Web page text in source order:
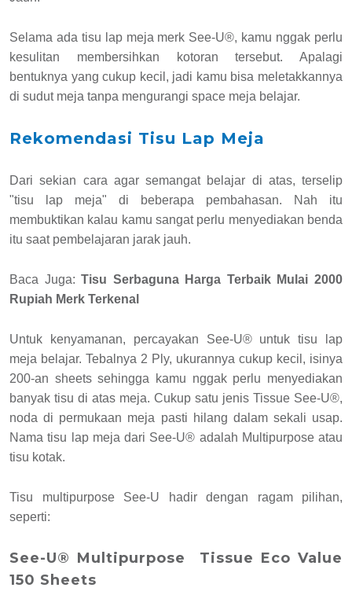
Selama ada tisu lap meja merk See-U®, kamu nggak perlu
kesulitan membersihkan kotoran tersebut. Apalagi
bentuknya yang cukup kecil, jadi kamu bisa meletakkannya
di sudut meja tanpa mengurangi space meja belajar.
Rekomendasi Tisu Lap Meja
Dari sekian cara agar semangat belajar di atas, terselip
"tisu lap meja" di beberapa pembahasan. Nah itu
membuktikan kalau kamu sangat perlu menyediakan benda
itu saat pembelajaran jarak jauh.
Baca Juga: Tisu Serbaguna Harga Terbaik Mulai 2000
Rupiah Merk Terkenal
Untuk kenyamanan, percayakan See-U® untuk tisu lap
meja belajar. Tebalnya 2 Ply, ukurannya cukup kecil, isinya
200-an sheets sehingga kamu nggak perlu menyediakan
banyak tisu di atas meja. Cukup satu jenis Tissue See-U®,
noda di permukaan meja pasti hilang dalam sekali usap.
Nama tisu lap meja dari See-U® adalah Multipurpose atau
tisu kotak.
Tisu multipurpose See-U hadir dengan ragam pilihan,
seperti:
See-U® Multipurpose Tissue Eco Value
150 Sheets